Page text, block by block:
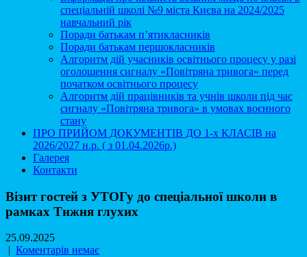
спеціальній школі №9 міста Києва на 2024/2025
навчальний рік
Поради батькам п’ятикласників
Поради батькам першокласників
Алгоритм дій учасників освітнього процесу у разі
оголошення сигналу «Повітряна тривога» перед
початком освітнього процесу
Алгоритм дій працівників та учнів школи під час
сигналу «Повітряна тривога» в умовах воєнного
стану
ПРО ПРИЙОМ ДОКУМЕНТІВ ДО 1-х КЛАСІВ на
2026/2027 н.р. ( з 01.04.2026р.)
Галерея
Контакти
Візит гостей з УТОГу до спеціальної школи в
рамках Тижня глухих
25.09.2025
| Коментарів немає